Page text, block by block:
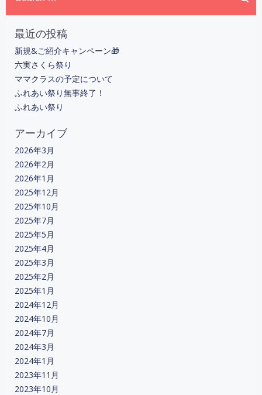
ゲ
ー
シ
ョ
ン
最近の投稿
新規&ご紹介キャンペーン🎁
六実さくら祭り
ママクラスの予定について
ふれあい祭り無事終了！
ふれあい祭り
アーカイブ
2026年3月
2026年2月
2026年1月
2025年12月
2025年10月
2025年7月
2025年5月
2025年4月
2025年3月
2025年2月
2025年1月
2024年12月
2024年10月
2024年7月
2024年3月
2024年1月
2023年11月
2023年10月